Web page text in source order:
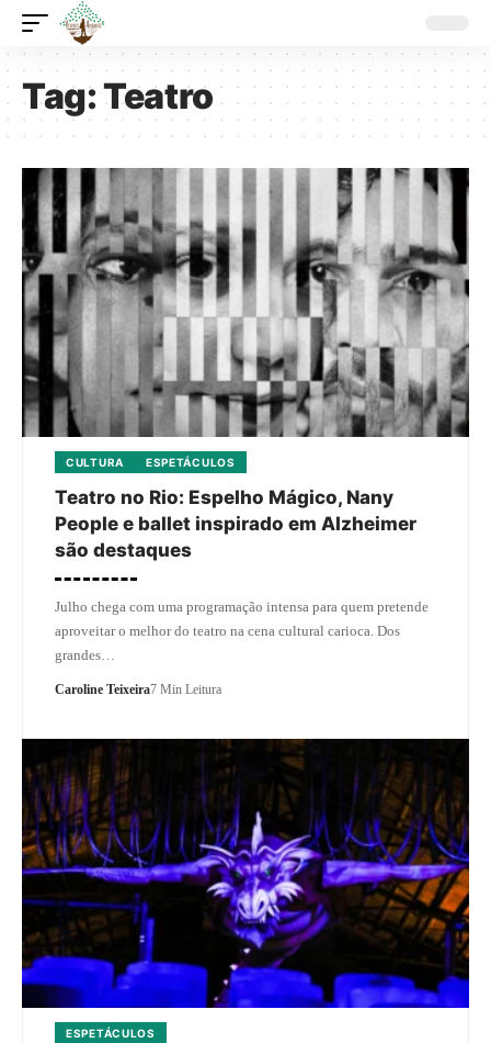
Tag:Teatro
CULTURA ESPETÁCULOS
Teatro no Rio: Espelho Mágico, Nany
People e ballet inspirado em Alzheimer
são destaques
Julho chega com uma programação intensa para quem pretende
aproveitar o melhor do teatro na cena cultural carioca. Dos
grandes…
Caroline Teixeira7 Min Leitura
ESPETÁCULOS